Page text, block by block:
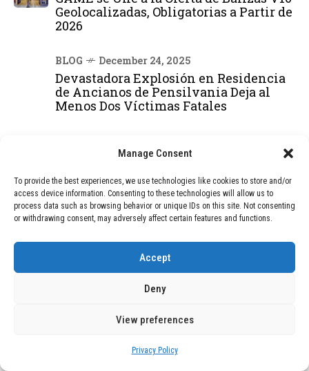
Manage Consent
To provide the best experiences, we use technologies like cookies to store and/or
access device information. Consenting to these technologies will allow us to
process data such as browsing behavior or unique IDs on this site. Not consenting
or withdrawing consent, may adversely affect certain features and functions.
Accept
Deny
View preferences
Privacy Policy
Geolocalizadas, Obligatorias a Partir de
2026
BLOG December 24, 2025
Devastadora Explosión en Residencia
de Ancianos de Pensilvania Deja al
Menos Dos Víctimas Fatales
DEAL OF THE MONTH
01 TECNOLOGÍA December 24, 2025
Vídeo impactante: BYD revela en
grabación cómo añadir 400 km de rango
Motor de 800 W, rango de 45 km y
solo 300 euros y representa una